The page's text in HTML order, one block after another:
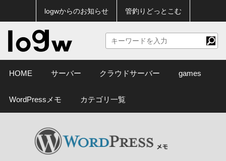
logwからのお知らせ 管釣りどっとこむ
HOME サーバー クラウドサーバー games
WordPressメモ カテゴリ一覧